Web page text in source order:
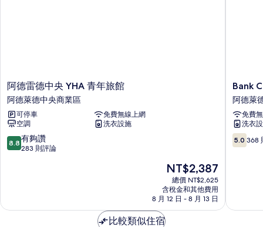
阿
德
雷
德
中
央
YHA
德
阿德雷德中央 YHA 青年旅館
阿德萊德中央商業區
可停車
免費無線上網
空調
洗衣設施
8.8
分，
夠
8.8 有夠讚
283 則評論
現
在
價
格
為
NT$2,387
總價 NT$2,625
含稅金和其他費用
8 月 12 日 - 8 月 13 日
Bank
Cosmo
飯
店
阿
德
萊
區
Bank
阿德萊
免費
洗衣
5.0
分，
評
5.0 368
比較類似住宿